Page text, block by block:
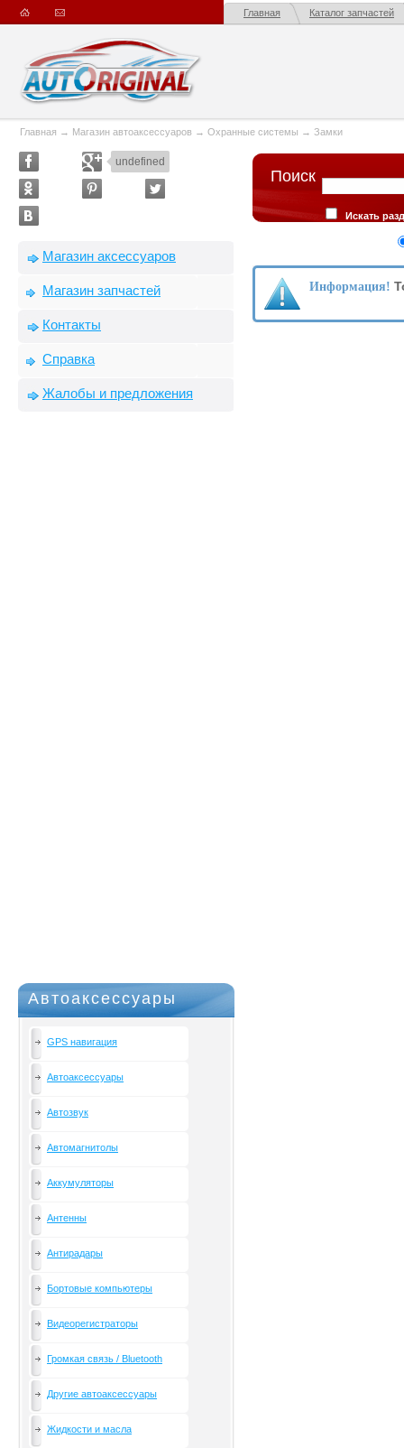
Главная Каталог запчастей
Главная → Магазин автоаксессуаров → Охранные системы → Замки
undefined
Магазин аксессуаров
Магазин запчастей
Контакты
Справка
Жалобы и предложения
Автоаксессуары
GPS навигация
Автоаксессуары
Автозвук
Автомагнитолы
Аккумуляторы
Антенны
Антирадары
Бортовые компьютеры
Видеорегистраторы
Громкая связь / Bluetooth
Другие автоаксессуары
Жидкости и масла
Поиск
Искать
Информация!